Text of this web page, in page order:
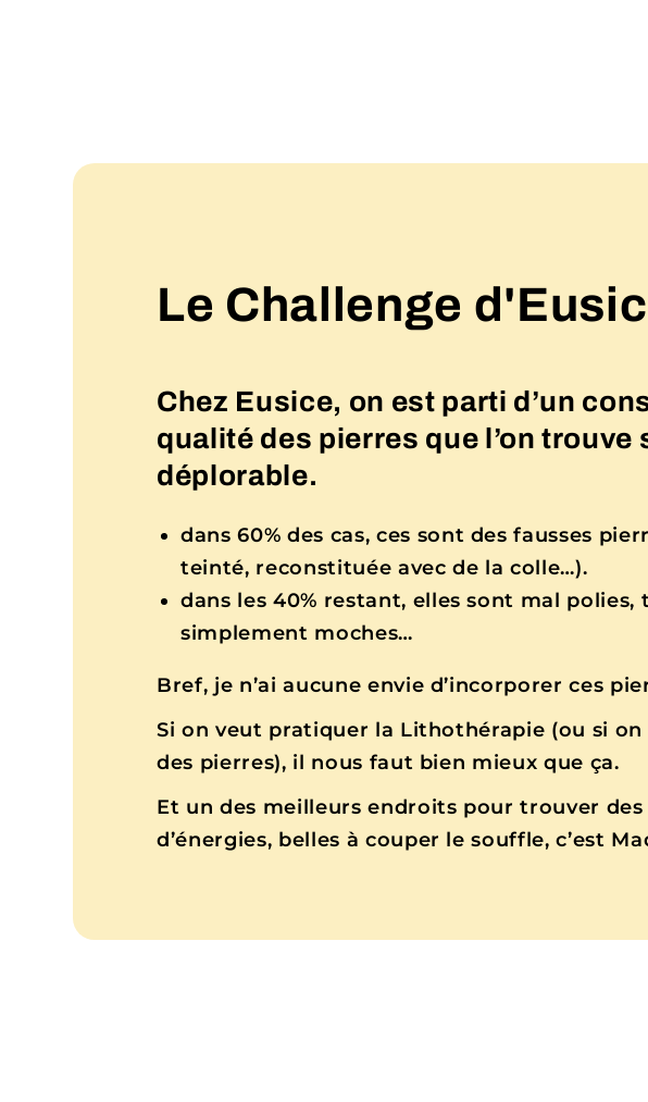
Le Challenge
Chez Eusice, on est parti d’un
qualité des pierres que l’on trouve
déplorable.
dans 60% des cas, ces sont des fausses
teinté, reconstituée avec de la colle…).
dans les 40% restant, elles sont mal
simplement moches…
Bref, je n’ai aucune envie d’incorporer ces
Si on veut pratiquer la Lithothérapie (ou si
des pierres), il nous faut bien mieux que ça.
Et un des meilleurs endroits pour trouver
d’énergies, belles à couper le souffle, c’est